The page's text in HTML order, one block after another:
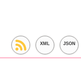
XML JSON